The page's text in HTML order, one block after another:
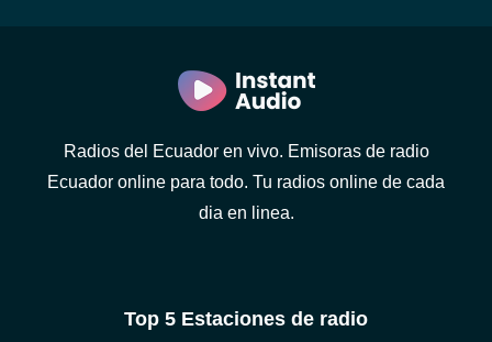
Radios del Ecuador en vivo. Emisoras de radio
Ecuador online para todo. Tu radios online de cada
dia en linea.
Top 5 Estaciones de radio